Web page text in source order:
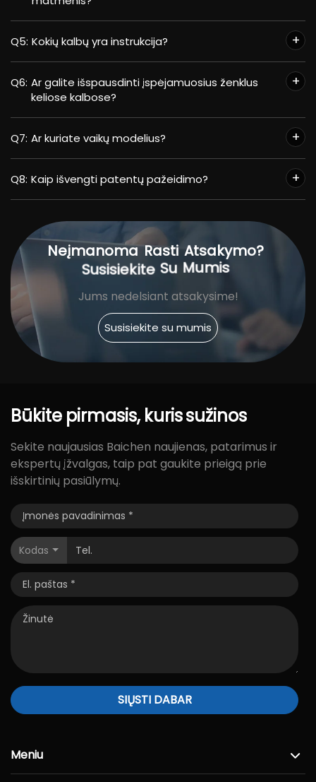
Q5: Kokių kalbų yra instrukcija?
Q6: Ar galite išspausdinti įspėjamuosius ženklus
keliose kalbose?
Q7: Ar kuriate vaikų modelius?
Q8: Kaip išvengti patentų pažeidimo?
Neįmanoma Rasti Atsakymo?
Susisiekite Su Mumis
Jums nedelsiant atsakysime!
Susisiekite su mumis
Būkite pirmasis, kurissužinos
Sekite naujausias Baichen naujienas, patarimus ir
ekspertų įžvalgas, taip pat gaukite prieigą prie
išskirtinių pasiūlymų.
Kodas
SIŲSTI DABAR
Meniu